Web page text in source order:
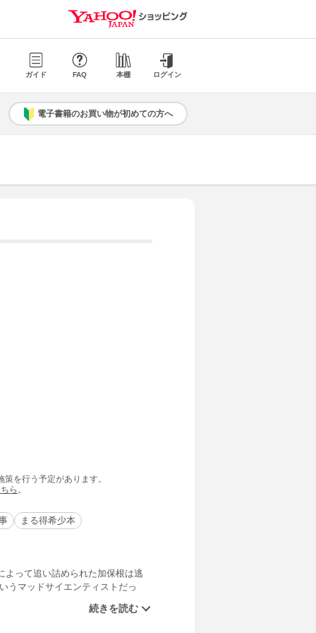
ガイド FAQ 本棚 ログイン
電子書籍のお買い物が初めての方へ
を行う予定があります。
ら 。
まる得希少本
よって追い詰められた加保根は逃
うマッドサイエンティストだっ